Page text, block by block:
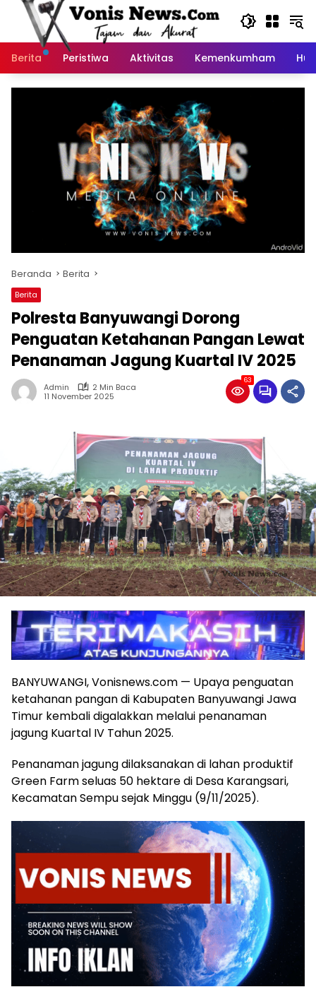
Langsung
Berita
Peristiwa Aktivitas Kemenkumham
Beranda Berita
Berita
Polresta Banyuwangi Dorong
Penguatan Ketahanan Pangan Lewat
Penanaman Jagung Kuartal IV 2025
Admin
2 Min Baca
11 November 2025
63
BANYUWANGI, Vonisnews.com — Upaya penguatan
ketahanan pangan di Kabupaten Banyuwangi Jawa
Timur kembali digalakkan melalui penanaman
jagung Kuartal IV Tahun 2025.
Penanaman jagung dilaksanakan di lahan produktif
Green Farm seluas 50 hektare di Desa Karangsari,
Kecamatan Sempu sejak Minggu (9/11/2025).